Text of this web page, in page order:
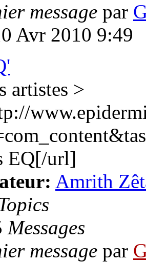
message par
Avr 2010 9:49
artistes >
EQ[/url]
Amrith
Messages
message par